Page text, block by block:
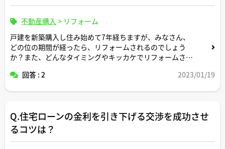
不動産購入 > リフォーム
戸建を新築購入し住み始めて7年経ちますが、みなさん、
どの位の期間が経ったら、リフォームされるのでしょう
か？また、どんなタイミングやキッカケでリフォームされ
回答 : 2 2023/01/19
Q.住宅ローンの金利を引き下げる交渉を成功させ
るコツは？